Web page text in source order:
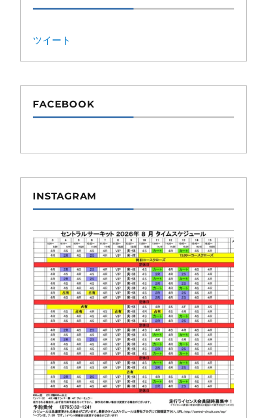
ツイート
FACEBOOK
INSTAGRAM